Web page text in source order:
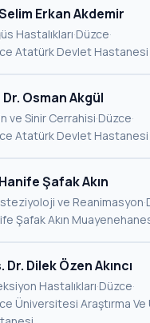
Erkan Akdemir
Hastalıkları·Düzce·
Atatürk Devlet Hastanesi
Dr. Osman Akgül
ve Sinir Cerrahisi·Düzce·
Atatürk Devlet Hastanesi
Şafak Akın
ve Reanimasyon·
Şafak Akın
Dr. Dilek Özen Akıncı
Hastalıkları·Düzce·
Üniversitesi Araştırma Ve